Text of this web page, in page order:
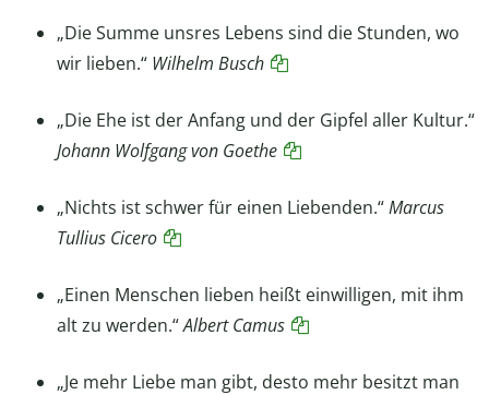
„Die Summe unsres Lebens sind die Stunden, wo
wir lieben.“ Wilhelm Busch
„Die Ehe ist der Anfang und der Gipfel aller Kultur.“
Johann Wolfgang von Goethe
„Nichts ist schwer für einen Liebenden.“Marcus
Tullius Cicero
„Einen Menschen lieben heißt einwilligen, mit ihm
alt zu werden.“Albert Camus
„Je mehr Liebe man gibt, desto mehr besitzt man